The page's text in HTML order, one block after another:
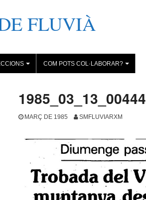
FLUVIÀ
+ +
COM POTS COL·LABORAR?
1985_03_13_00444
MARÇ DE 1985 SMFLUVIARXM